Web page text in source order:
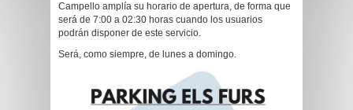
Campello amplía su horario de apertura, de forma que
será de 7:00 a 02:30 horas cuando los usuarios
podrán disponer de este servicio.
Será, como siempre, de lunes a domingo.